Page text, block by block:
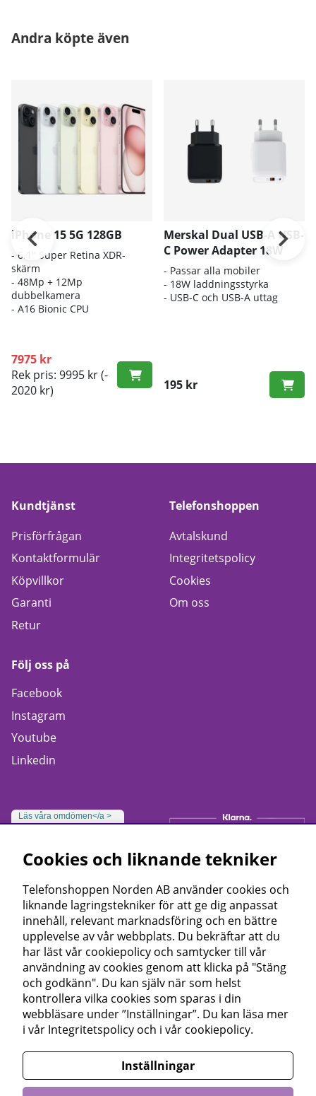
Andra köpte även
iPhone 15 5G 128GB
- 6.1" Super Retina XDR-
skärm
- 48Mp + 12Mp
dubbelkamera
- A16 Bionic CPU
7975 kr
Rek pris: 9995 kr(-
2020 kr)
Merskal Dual USB-A USB-
C Power Adapter 18W
- Passar alla mobiler
- 18W laddningsstyrka
- USB-C och USB-A uttag
195 kr
Kundtjänst
Prisförfrågan
Kontaktformulär
Köpvillkor
Garanti
Retur
Telefonshoppen
Avtalskund
Integritetspolicy
Cookies
Om oss
Följ oss på
Facebook
Instagram
Youtube
Linkedin
Läs våra omdömen</a >
Cookies och liknande tekniker
Telefonshoppen Norden AB använder cookies och
liknande lagringstekniker för att ge dig anpassat
innehåll, relevant marknadsföring och en bättre
upplevelse av vår webbplats. Du bekräftar att du
har läst vår cookiepolicy och samtycker till vår
användning av cookies genom att klicka på "Stäng
och godkänn". Du kan själv när som helst
kontrollera vilka cookies som sparas i din
webbläsare under ”Inställningar”. Du kan läsa mer
i vår Integritetspolicy och i vår cookiepolicy.
Inställningar